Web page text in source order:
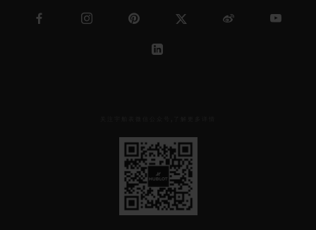
见
下
方
二
维
码